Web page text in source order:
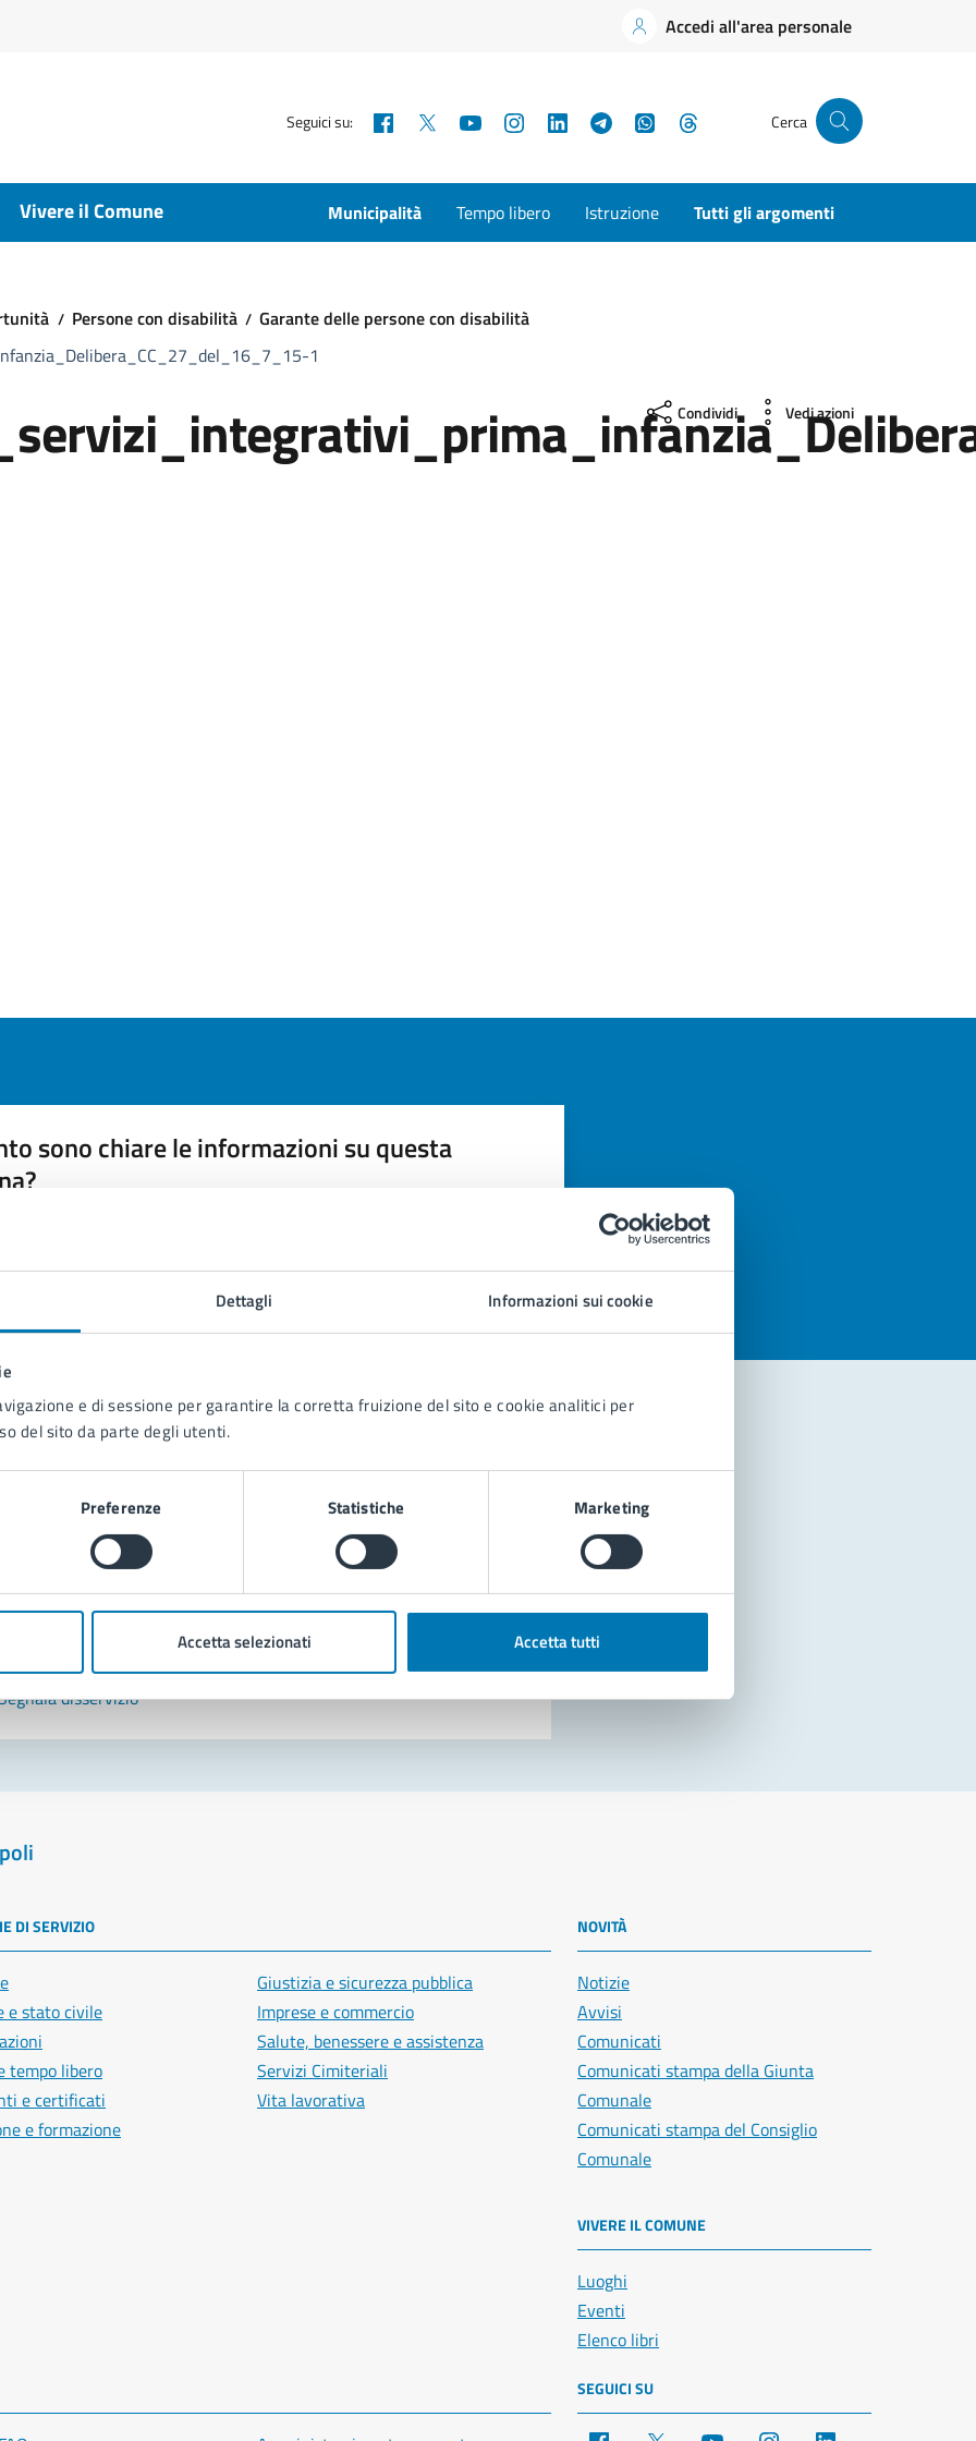
Dettagli Informazioni sui cookie
e di sessione per garantire la corretta fruizione del sito e cookie analitici per
del sito da parte degli utenti.
Preferenze Statistiche Marketing
Accetta selezionati Accetta tutti
Accedi all'area personale
Seguici su: Facebook YouTubeInstagramLinkedInTelegramWhatsApp Cerca
Vivere il Comune Municipalità Tempo libero Istruzione Tutti gli argomenti
Persone con disabilità
Garante delle persone con disabilità
1
Condividi Vedi azioni
sono chiare le informazioni su questa
il comune
le domande frequenti
assistenza
appuntamento
disservizio
DI SERVIZIO
e stato civile
tempo libero
e certificati
e formazione
Giustizia e sicurezza pubblica
Imprese e commercio
Salute, benessere e assistenza
Servizi Cimiteriali
Vita lavorativa
NOVITÀ
Notizie
Avvisi
Comunicati
Comunicati stampa della Giunta
Comunale
Comunicati stampa del Consiglio
Comunale
VIVERE IL COMUNE
Luoghi
Eventi
Elenco libri
SEGUICI SU